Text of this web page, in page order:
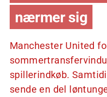
nærmer sig
Manchester United
spillerindkøb.
sende en del